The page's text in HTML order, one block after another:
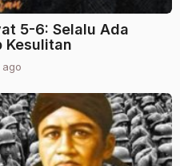
5-6: Selalu Ada
Kesulitan
a
h
u
n
a